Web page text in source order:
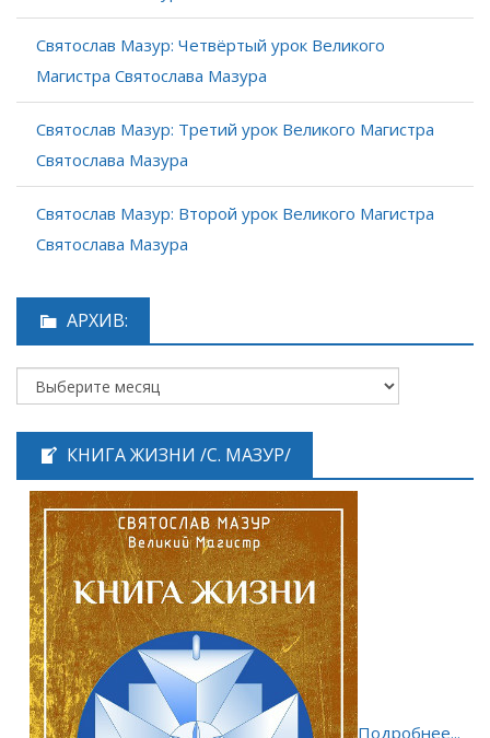
Святослав Мазур: Четвёртый урок Великого
Магистра Святослава Мазура
Святослав Мазур: Третий урок Великого Магистра
Святослава Мазура
Святослав Мазур: Второй урок Великого Магистра
Святослава Мазура
АРХИВ:
КНИГА ЖИЗНИ /С. МАЗУР/
Подробнее...